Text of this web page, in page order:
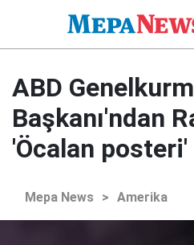
ABD
Başkanı'ndan
'Öcalan posteri'
Mepa News > Amerika